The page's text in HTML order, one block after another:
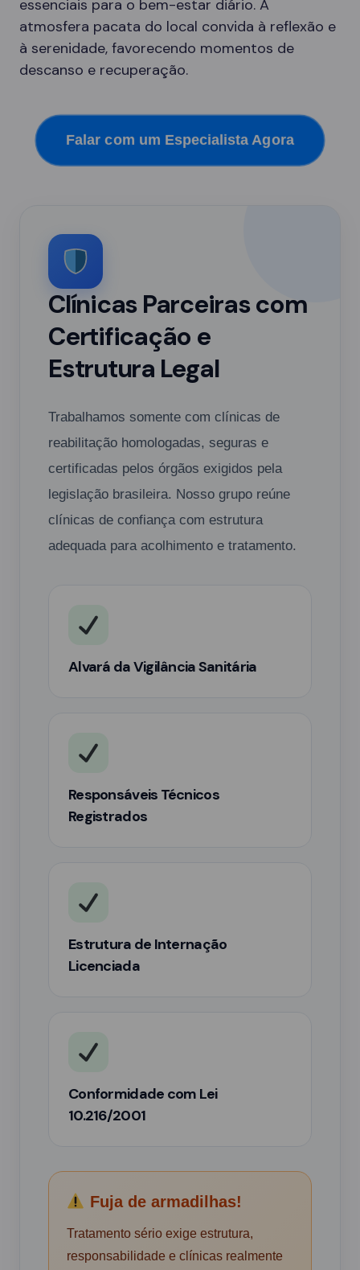
essenciais para o bem-estar diário. A
atmosfera pacata do local convida à reflexão e
à serenidade, favorecendo momentos de
descanso e recuperação.
Falar com um Especialista Agora
Clínicas Parceiras com
Certificação e
Estrutura Legal
Trabalhamos somente com clínicas de
reabilitação homologadas, seguras e
certificadas pelos órgãos exigidos pela
legislação brasileira. Nosso grupo reúne
clínicas de confiança com estrutura
adequada para acolhimento e tratamento.
Alvará da Vigilância Sanitária
Responsáveis Técnicos
Registrados
Estrutura de Internação
Licenciada
Conformidade com Lei
10.216/2001
Fuja de armadilhas!
Tratamento sério exige estrutura,
responsabilidade e clínicas realmente